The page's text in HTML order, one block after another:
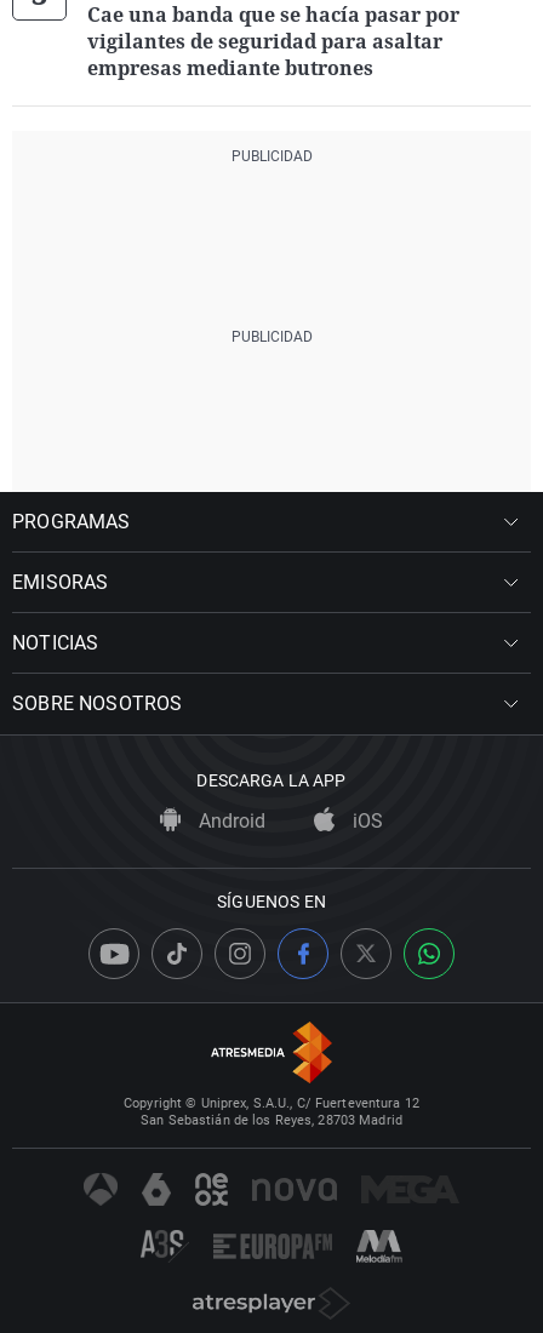
Cae una banda que se hacía pasar por
vigilantes de seguridad para asaltar
empresas mediante butrones
PROGRAMAS
EMISORAS
NOTICIAS
SOBRE NOSOTROS
DESCARGA LA APP
Android iOS
SÍGUENOS EN
Copyright © Uniprex, S.A.U., C/ Fuerteventura 12
San Sebastián de los Reyes, 28703 Madrid